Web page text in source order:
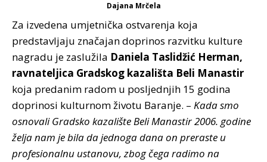
Dajana Mrčela
Za izvedena umjetnička ostvarenja koja
predstavljaju značajan doprinos razvitku kulture
nagradu je zaslužila Daniela Taslidžić Herman,
ravnateljica Gradskog kazališta Beli Manastir
koja predanim radom u posljednjih 15 godina
doprinosi kulturnom životu Baranje. – Kada smo
osnovali Gradsko kazalište Beli Manastir 2006. godine
želja nam je bila da jednoga dana on preraste u
profesionalnu ustanovu, zbog čega radimo na